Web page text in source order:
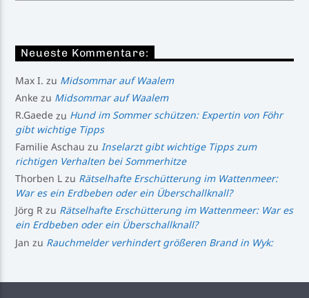
Neueste Kommentare:
Max I. zu Midsommar auf Waalem
Anke zu Midsommar auf Waalem
R.Gaede zu Hund im Sommer schützen: Expertin von Föhr
gibt wichtige Tipps
Familie Aschau zuInselarzt gibt wichtige Tipps zum
richtigen Verhalten bei Sommerhitze
Thorben L zu Rätselhafte Erschütterung im Wattenmeer:
War es ein Erdbeben oder ein Überschallknall?
Jörg R zu Rätselhafte Erschütterung im Wattenmeer: War es
ein Erdbeben oder ein Überschallknall?
Jan zu Rauchmelder verhindert größeren Brand in Wyk: